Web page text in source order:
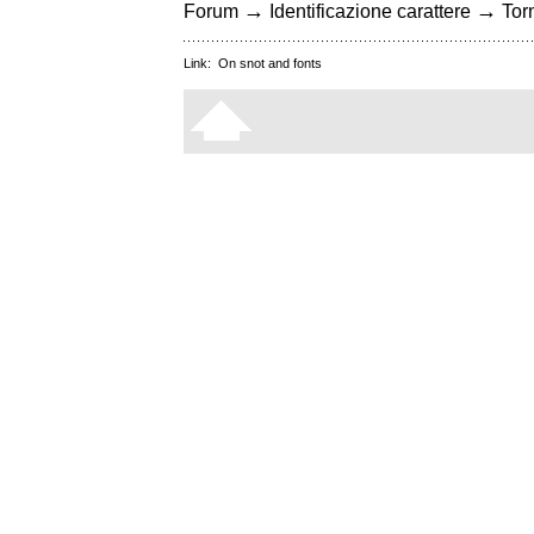
Forum → Identificazione carattere →
Link: On snot and fonts